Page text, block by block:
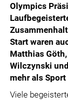
Olympics
Start waren
Matthias
Wilczynski
mehr als
Viele